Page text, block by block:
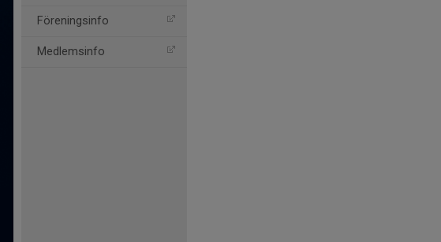
Föreningsinfo
Medlemsinfo